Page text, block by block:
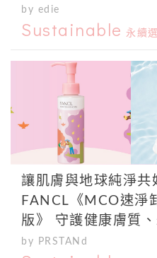
by edie
Sustainable 永續
讓肌膚與地球純淨共
FANCL《MCO速淨
版》 守護健康膚質
by PRSTANd